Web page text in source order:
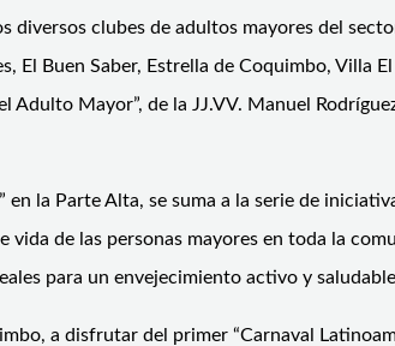
clubes de adultos mayores del
El Buen Saber, Estrella de Coquimbo,
Mayor”, de la JJ.VV. Manuel
la Parte Alta, se suma a la serie de
vida de las personas mayores en toda la
para un envejecimiento activo y
a disfrutar del primer “Carnaval